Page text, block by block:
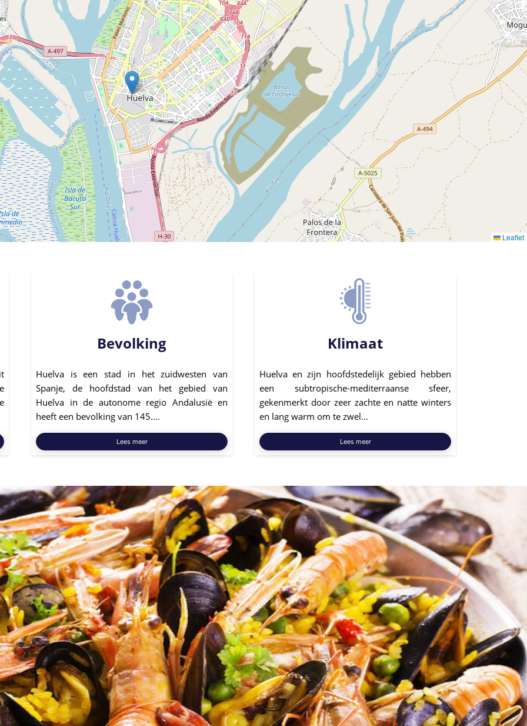
Leaflet
Bevolking
Huelva is een stad in het zuidwesten van
Spanje, de hoofdstad van het gebied van
Huelva in de autonome regio Andalusië en
heeft een bevolking van 145....
Lees meer
Klimaat
Huelva en zijn hoofdstedelijk gebied hebben
een subtropische-mediterraanse sfeer,
gekenmerkt door zeer zachte en natte winters
en lang warm om te zwel...
Lees meer